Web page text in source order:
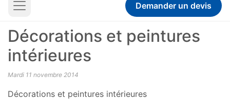
Demander un devis
Décorations et peintures
intérieures
Mardi 11 novembre 2014
Décorations et peintures intérieures